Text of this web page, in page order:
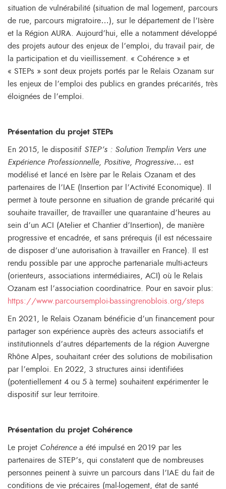
situation de vulnérabilité (situation de mal logement, parcours
de rue, parcours migratoire…), sur le département de l’Isère
et la Région AURA. Aujourd’hui, elle a notamment développé
des projets autour des enjeux de l’emploi, du travail pair, de
la participation et du vieillissement. « Cohérence » et
« STEPs » sont deux projets portés par le Relais Ozanam sur
les enjeux de l’emploi des publics en grandes précarités, très
éloignées de l’emploi.
Présentation du projet STEPs
En 2015, le dispositif STEP’s : Solution Tremplin Vers une
Expérience Professionnelle, Positive, Progressive… est
modélisé et lancé en Isère par le Relais Ozanam et des
partenaires de l’IAE (Insertion par l’Activité Economique). Il
permet à toute personne en situation de grande précarité qui
souhaite travailler, de travailler une quarantaine d’heures au
sein d’un ACI (Atelier et Chantier d’Insertion), de manière
progressive et encadrée, et sans prérequis (il est nécessaire
de disposer d’une autorisation à travailler en France). Il est
rendu possible par une approche partenariale multi-acteurs
(orienteurs, associations intermédiaires, ACI) où le Relais
Ozanam est l’association coordinatrice. Pour en savoir plus:
https://www.parcoursemploi-bassingrenoblois.org/steps
En 2021, le Relais Ozanam bénéficie d’un financement pour
partager son expérience auprès des acteurs associatifs et
institutionnels d’autres départements de la région Auvergne
Rhône Alpes, souhaitant créer des solutions de mobilisation
par l’emploi. En 2022, 3 structures ainsi identifiées
(potentiellement 4 ou 5 à terme) souhaitent expérimenter le
dispositif sur leur territoire.
Présentation du projet Cohérence
Le projet Cohérence a été impulsé en 2019 par les
partenaires de STEP’s, qui constatent que de nombreuses
personnes peinent à suivre un parcours dans l’IAE du fait de
conditions de vie précaires (mal-logement, état de santé